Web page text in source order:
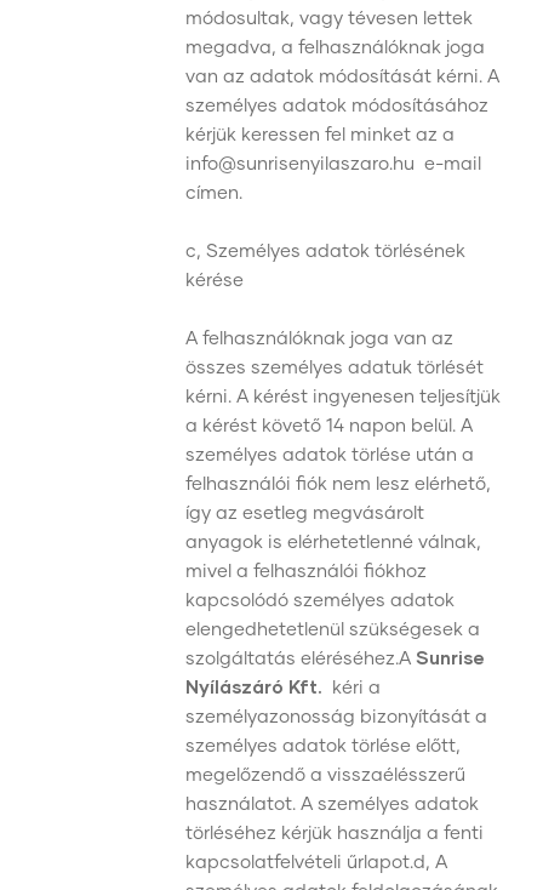
módosultak, vagy tévesen lettek
megadva, a felhasználóknak joga
van az adatok módosítását kérni. A
személyes adatok módosításához
kérjük keressen fel minket az a
info@sunrisenyilaszaro.hu e-mail
címen.
c, Személyes adatok törlésének
kérése
A felhasználóknak joga van az
összes személyes adatuk törlését
kérni. A kérést ingyenesen teljesítjük
a kérést követő 14 napon belül. A
személyes adatok törlése után a
felhasználói fiók nem lesz elérhető,
így az esetleg megvásárolt
anyagok is elérhetetlenné válnak,
mivel a felhasználói fiókhoz
kapcsolódó személyes adatok
elengedhetetlenül szükségesek a
szolgáltatás eléréséhez.A Sunrise
Nyílászáró Kft. kéri a
személyazonosság bizonyítását a
személyes adatok törlése előtt,
megelőzendő a visszaélésszerű
használatot. A személyes adatok
törléséhez kérjük használja a fenti
kapcsolatfelvételi űrlapot.d, A